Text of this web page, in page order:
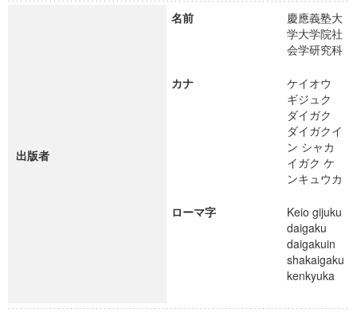
出版者
名前
慶應義塾大
学大学院社
会学研究科
カナ
ケイオウ
ギジュク
ダイガク
ダイガクイ
ン シャカ
イガク ケ
ンキュウカ
ローマ字
Keio gijuku
daigaku
daigakuin
shakaigaku
kenkyuka